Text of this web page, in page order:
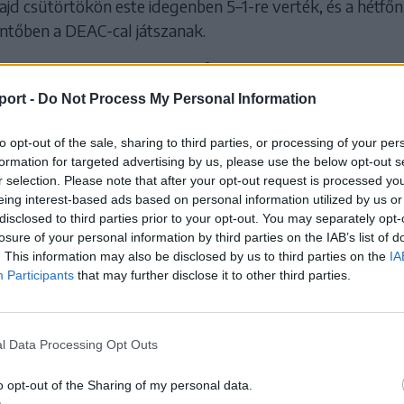
- Do Not Process My Personal Information
opt-out of the sale, sharing to third parties, or processing of your
for targeted advertising by us, please use the below opt-out
selection. Please note that after your opt-out request is processed
interest-based ads based on personal information utilized by us
to third parties prior to your opt-out. You may separately
of your personal information by third parties on the IAB’s list of
This information may also be disclosed by us to third parties on the
Participants that may further disclose it to other third parties.
Data Processing Opt Outs
opt-out of the Sharing of my personal data.
csütörtökön este idegenben 5–1-re verték, és a hétfőn
a DEAC-cal játszanak.
zajló párharcok az egyik fél harmadik sikeréig
Acélbikák–Miskolci DVTK Jegesmedvék 1–5
s összesítéssel a DVTK nyerte.
Jégkorong Akadémia HC
2:0-s összesítéssel a BJAHC nyerte.